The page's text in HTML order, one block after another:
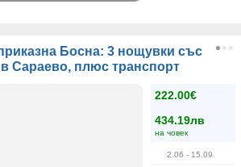
Босна: 3 нощувки със
в Сараево, плюс транспорт
222.00€
434.19лв
на човек
2.06 - 15.09